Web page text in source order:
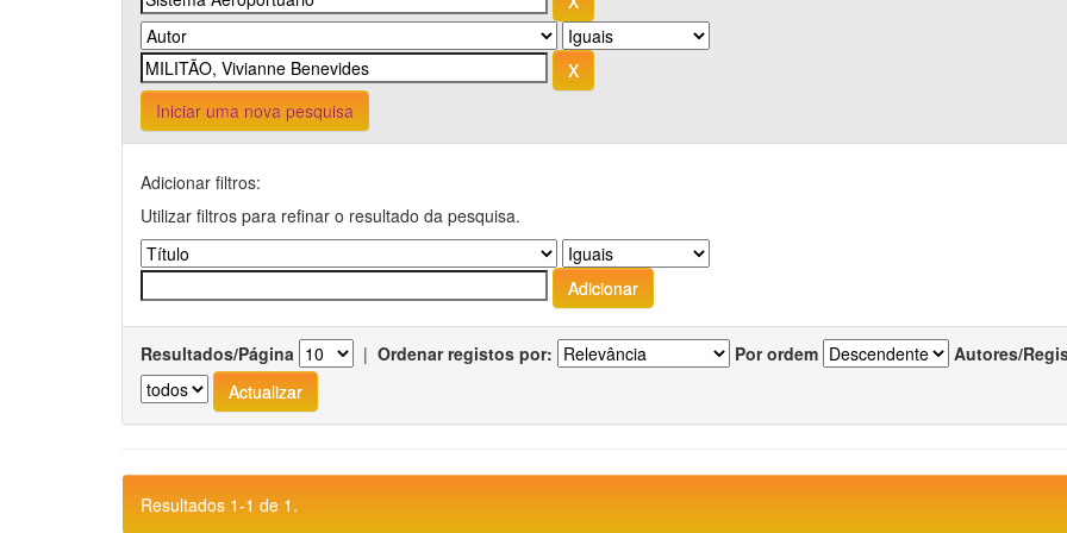
Iniciar uma nova pesquisa
Adicionar filtros:
Utilizar filtros para refinar o resultado da pesquisa.
Resultados/Página | Ordenar registos por: Por ordem Autores/
Resultados 1-1 de 1.